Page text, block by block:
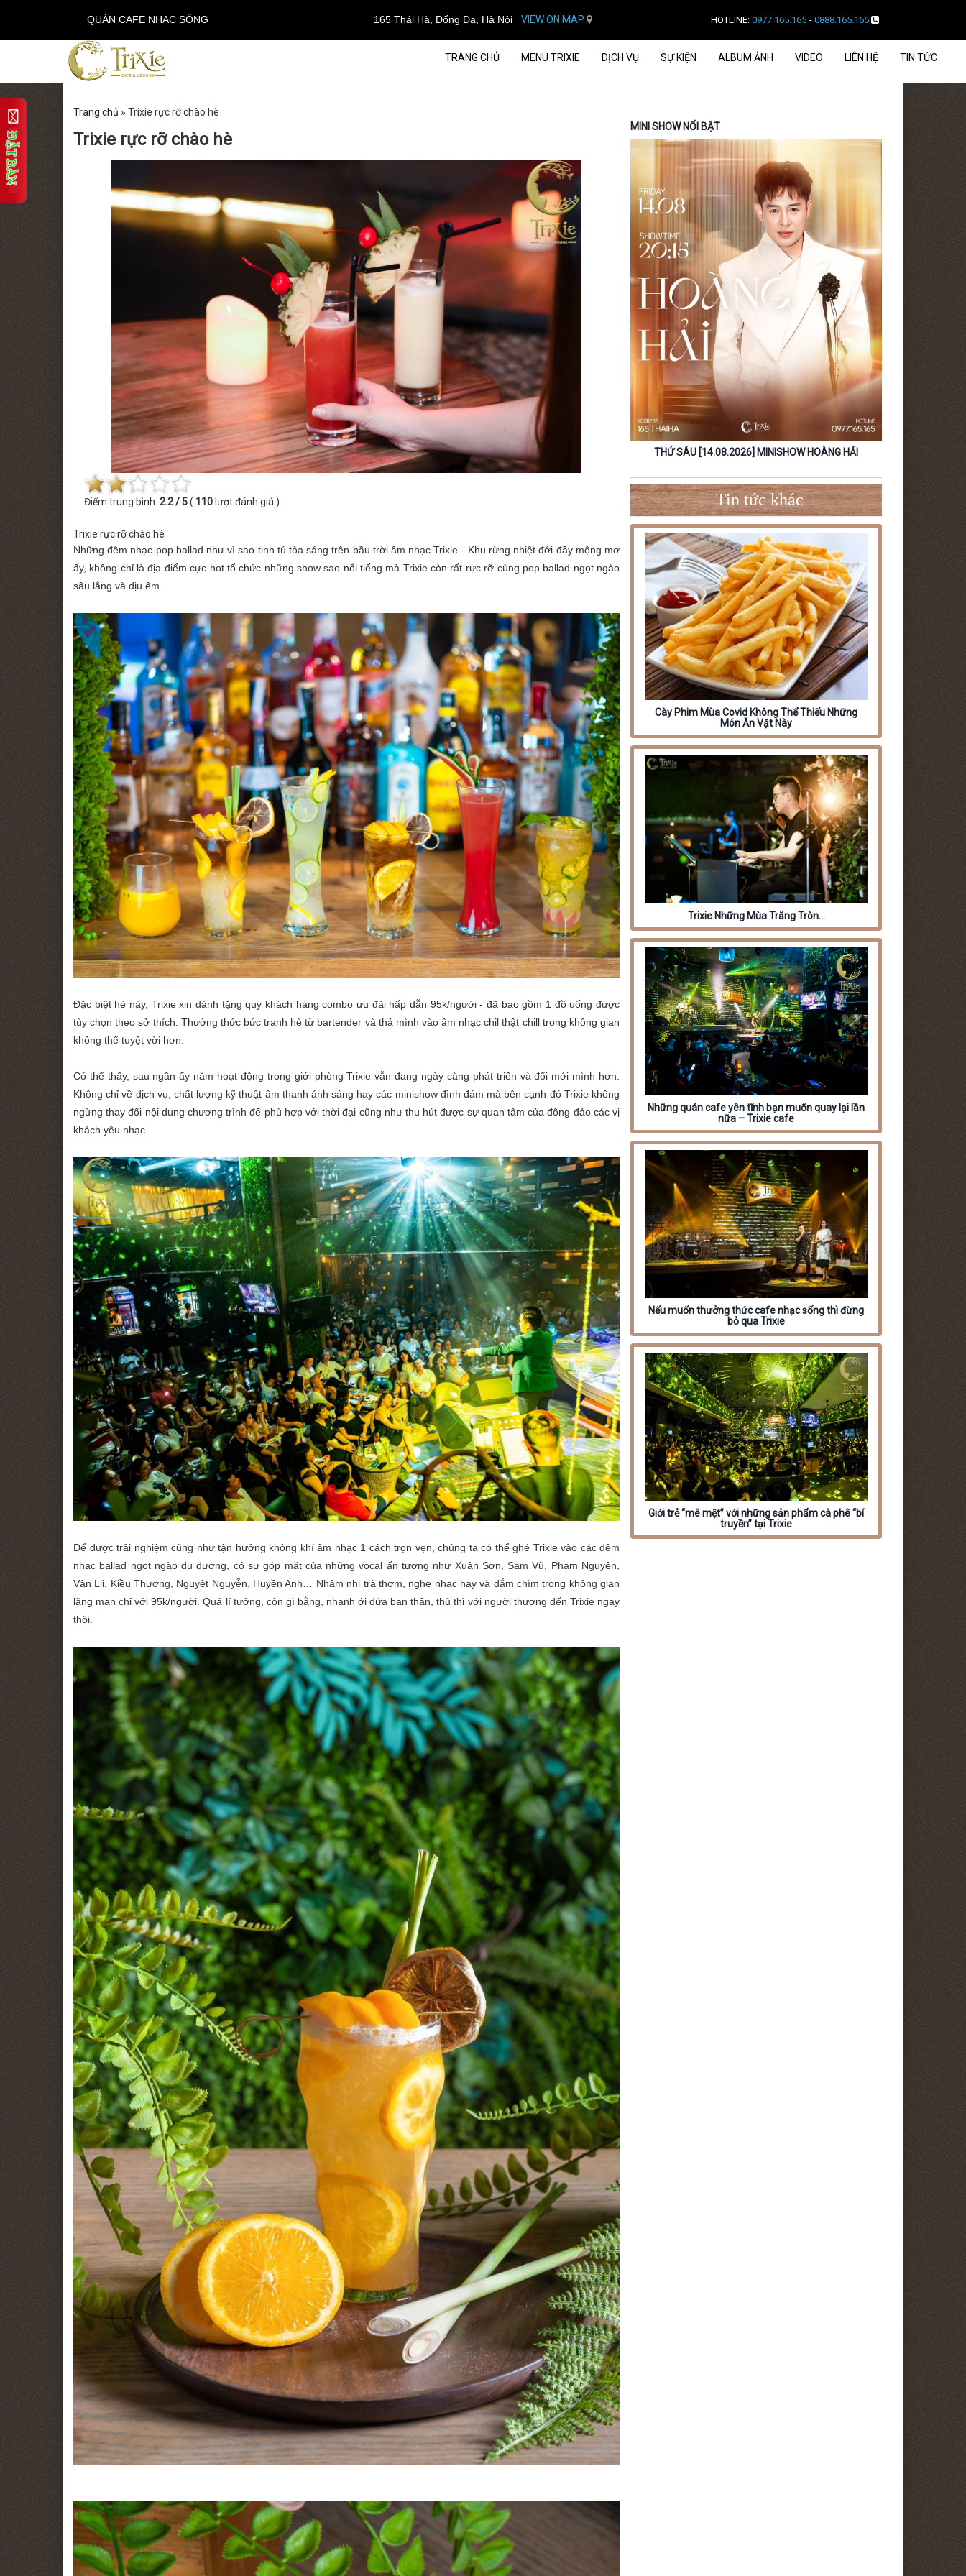
QUÁN CAFE NHẠC SỐNG 165 Thái Hà, Đống Đa, Hà Nội VIEW ON MAP HOTLINE: 0977.165.165 - 0888.165.165
TRANG CHỦ MENU TRIXIE DỊCH VỤ SỰ KIỆN ALBUM ẢNH VIDEO LIÊN HỆ TIN TỨC
Trang chủ » Trixie rực rỡ chào hè
Trixie rực rỡ chào hè
Điểm trung bình: 2.2 / 5( 110 lượt đánh giá )
Trixie rực rỡ chào hè
Những đêm nhạc pop ballad như vì sao tinh tú tỏa sáng trên bầu trời âm nhạc Trixie - Khu rừng nhiệt đới đầy mộng mơ
ấy, không chỉ là địa điểm cực hot tổ chức những show sao nổi tiếng mà Trixie còn rất rực rỡ cùng pop ballad ngọt ngào
sâu lắng và dịu êm.
Đặc biệt hè này, Trixie xin dành tặng quý khách hàng combo ưu đãi hấp dẫn 95k/người - đã bao gồm 1 đồ uống được
tùy chọn theo sở thích. Thưởng thức bức tranh hè từ bartender và thả mình vào âm nhạc chil thật chill trong không gian
không thể tuyệt vời hơn.
Có thể thấy, sau ngần ấy năm hoạt động trong giới phòng Trixie vẫn đang ngày càng phát triển và đổi mới mình hơn.
Không chỉ về dịch vụ, chất lượng kỹ thuật âm thanh ánh sáng hay các minishow đình đám mà bên cạnh đó Trixie không
ngừng thay đổi nội dung chương trình để phù hợp với thời đại cũng như thu hút được sự quan tâm của đông đảo các vị
khách yêu nhạc.
Để được trải nghiệm cũng như tận hưởng không khí âm nhạc 1 cách trọn vẹn, chúng ta có thể ghé Trixie vào các đêm
nhạc ballad ngọt ngào du dương, có sự góp mặt của những vocal ấn tượng như Xuân Sơn, Sam Vũ, Phạm Nguyên,
Vân Lii, Kiều Thương, Nguyệt Nguyễn, Huyền Anh… Nhâm nhi trà thơm, nghe nhạc hay và đắm chìm trong không gian
lãng mạn chỉ với 95k/người. Quá lí tưởng, còn gì bằng, nhanh ới đứa bạn thân, thủ thỉ với người thương đến Trixie ngay
thôi.
MINI SHOW NỔI BẬT
THỨ BẢY [22.08.2026] MINISHOW TĂNG PHÚC THỨ SÁU [14.08.2026] MINISHOW HOÀNG HẢI
THỨ SÁU [18.09.2026] – MINISHOW NGUYỄN ĐÌNH TUẤN
[16.08.2026] MINISHOW ĐÀM VĨNH HƯNG
Tin tức khác
Cày Phim Mùa Covid Không Thể Thiếu Những
Món Ăn Vặt Này
Trixie Những Mùa Trăng Tròn…
Những quán cafe yên tĩnh bạn muốn quay lại lần
nữa – Trixie cafe
Nếu muốn thưởng thức cafe nhạc sống thì đừng
bỏ qua Trixie
Giới trẻ “mê mệt” với những sản phẩm cà phê “bí
truyền” tại Trixie